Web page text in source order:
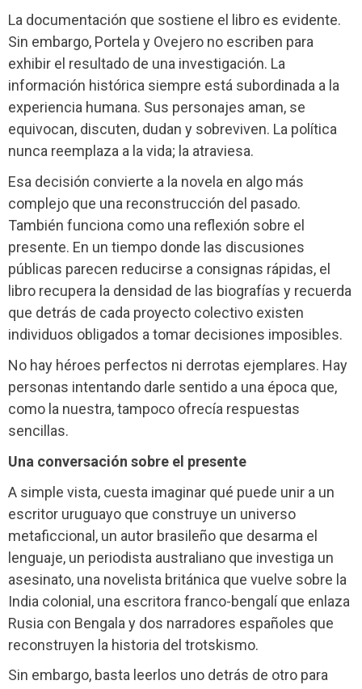
La documentación que sostiene el libro es evidente.
Sin embargo, Portela y Ovejero no escriben para
exhibir el resultado de una investigación. La
información histórica siempre está subordinada a la
experiencia humana. Sus personajes aman, se
equivocan, discuten, dudan y sobreviven. La política
nunca reemplaza a la vida; la atraviesa.
Esa decisión convierte a la novela en algo más
complejo que una reconstrucción del pasado.
También funciona como una reflexión sobre el
presente. En un tiempo donde las discusiones
públicas parecen reducirse a consignas rápidas, el
libro recupera la densidad de las biografías y recuerda
que detrás de cada proyecto colectivo existen
individuos obligados a tomar decisiones imposibles.
No hay héroes perfectos ni derrotas ejemplares. Hay
personas intentando darle sentido a una época que,
como la nuestra, tampoco ofrecía respuestas
sencillas.
Una conversación sobre el presente
A simple vista, cuesta imaginar qué puede unir a un
escritor uruguayo que construye un universo
metaficcional, un autor brasileño que desarma el
lenguaje, un periodista australiano que investiga un
asesinato, una novelista británica que vuelve sobre la
India colonial, una escritora franco-bengalí que enlaza
Rusia con Bengala y dos narradores españoles que
reconstruyen la historia del trotskismo.
Sin embargo, basta leerlos uno detrás de otro para